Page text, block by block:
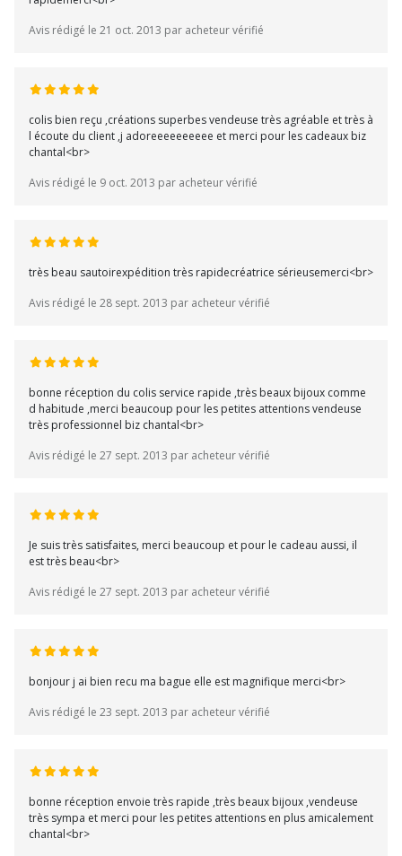
Avis rédigé le 21 oct. 2013 par acheteur vérifié
colis bien reçu ,créations superbes vendeuse très agréable et très à
l écoute du client ,j adoreeeeeeeeee et merci pour les cadeaux biz
chantal<br>
Avis rédigé le 9 oct. 2013 par acheteur vérifié
très beau sautoirexpédition très rapidecréatrice sérieusemerci<br>
Avis rédigé le 28 sept. 2013 par acheteur vérifié
bonne réception du colis service rapide ,très beaux bijoux comme
d habitude ,merci beaucoup pour les petites attentions vendeuse
très professionnel biz chantal<br>
Avis rédigé le 27 sept. 2013 par acheteur vérifié
Je suis très satisfaites, merci beaucoup et pour le cadeau aussi, il
est très beau<br>
Avis rédigé le 27 sept. 2013 par acheteur vérifié
bonjour j ai bien recu ma bague elle est magnifique merci<br>
Avis rédigé le 23 sept. 2013 par acheteur vérifié
bonne réception envoie très rapide ,très beaux bijoux ,vendeuse
très sympa et merci pour les petites attentions en plus amicalement
chantal<br>